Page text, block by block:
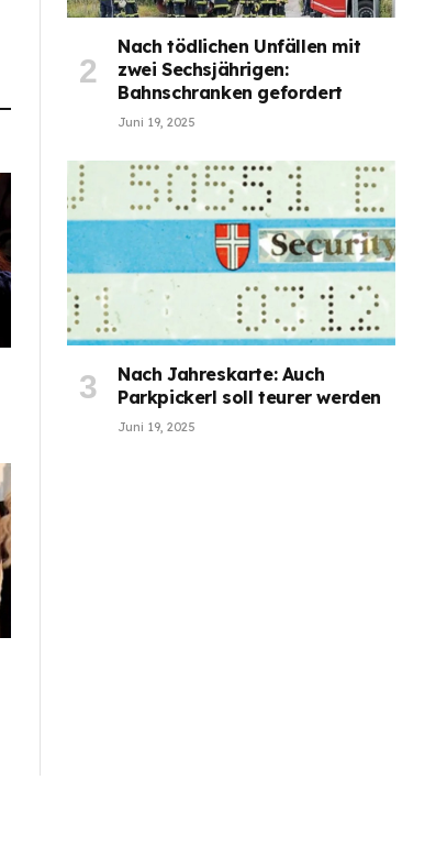
Nach tödlichen Unfällen mit
zwei Sechsjährigen:
Bahnschranken gefordert
Juni 19, 2025
Nach Jahreskarte: Auch
Parkpickerl soll teurer werden
Juni 19, 2025